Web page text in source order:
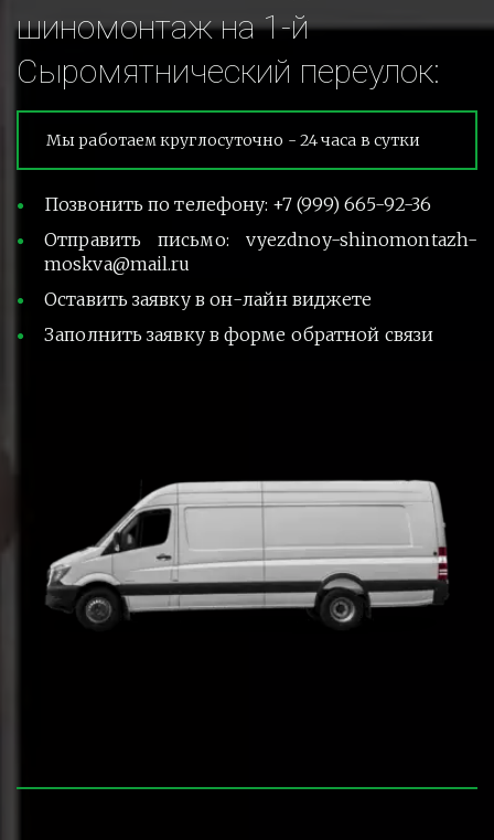
шиномонтаж на 1-й
Сыромятнический переулок:
Мы работаем круглосуточно - 24 часа в сутки
Позвонить по телефону: +7 (999) 665-92-36
Отправить письмо: vyezdnoy-shinomontazh-
moskva@mail.ru
Оставить заявку в он-лайн виджете
Заполнить заявку в форме обратной связи